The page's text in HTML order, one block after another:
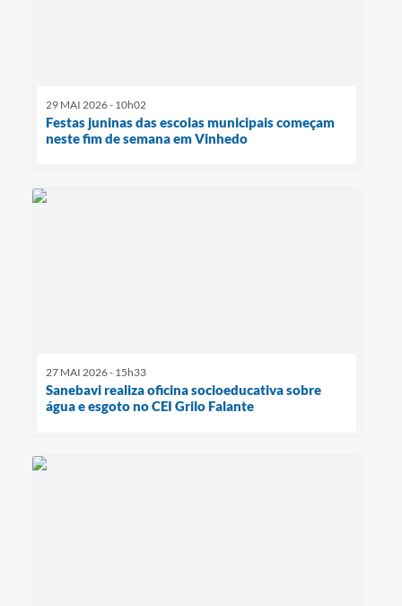
29 MAI 2026 - 10h02
Festas juninas das escolas municipais começam
neste fim de semana em Vinhedo
27 MAI 2026 - 15h33
Sanebavi realiza oficina socioeducativa sobre
água e esgoto no CEI Grilo Falante